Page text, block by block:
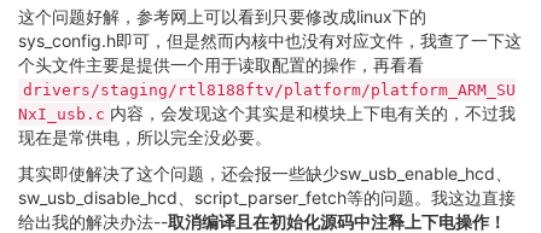
这个问题好解，参考网上可以看到只要修改成linux下的
sys_config.h即可，但是然而内核中也没有对应文件，我查了一下这
个头文件主要是提供一个用于读取配置的操作，再看看
drivers/staging/rtl8188ftv/platform/platform_ARM_SU
NxI_usb.c 内容，会发现这个其实是和模块上下电有关的，不过我
现在是常供电，所以完全没必要。
其实即使解决了这个问题，还会报一些缺少sw_usb_enable_hcd、
sw_usb_disable_hcd、script_parser_fetch等的问题。我这边直接
给出我的解决办法--取消编译且在初始化源码中注释上下电操作！